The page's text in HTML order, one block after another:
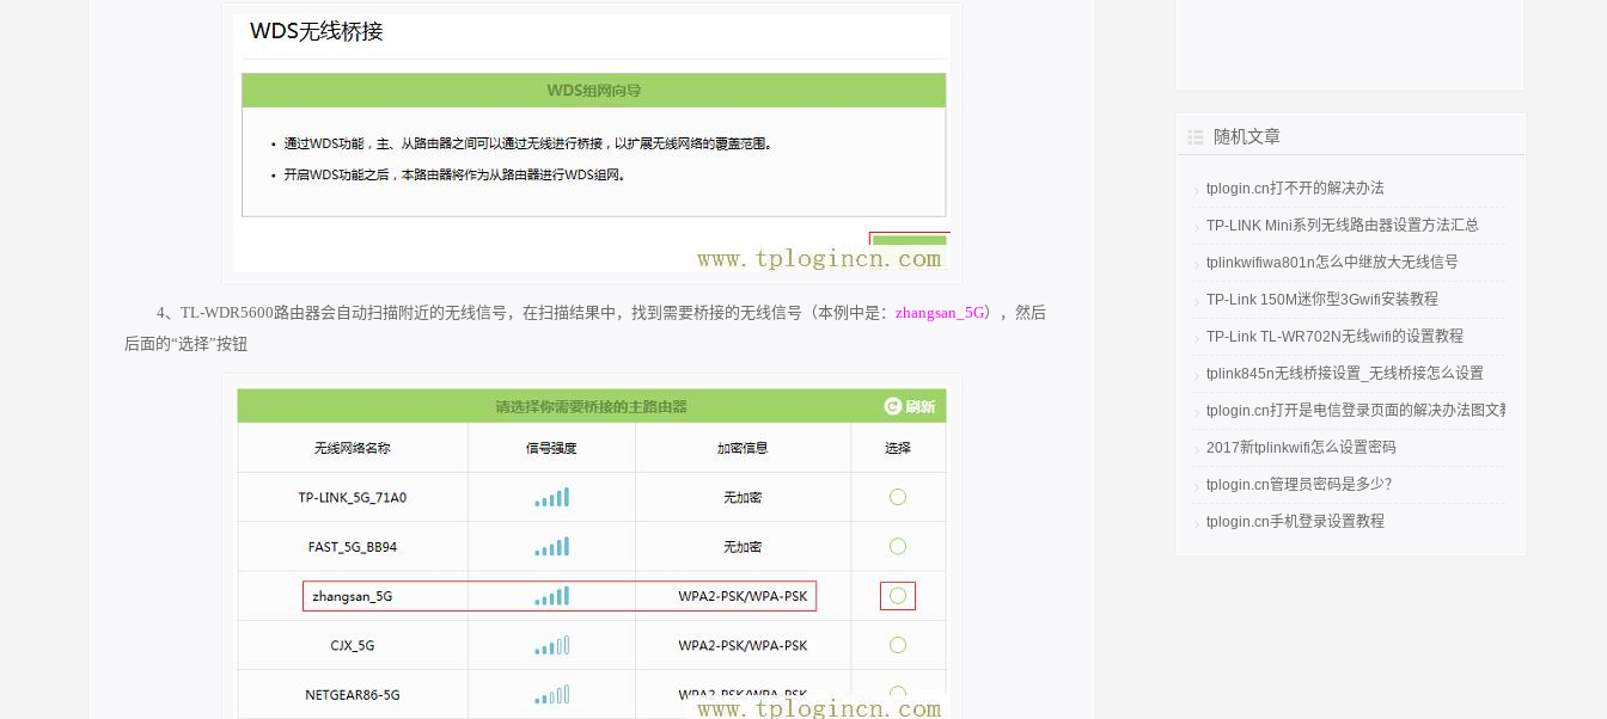
4、TL-WDR5600路由器会自动扫描附近的无线信号，在扫描结果中，找到需要桥接的无线信号（本例中是：zhangsan_5G），然后
后面的“选择”按钮
随机文章
tplogin.cn打不开的解决办法
TP-LINK Mini系列无线路由器设置方法汇总
tplinkwifiwa801n怎么中继放大无线信号
TP-Link 150M迷你型3Gwifi安装教程
TP-Link TL-WR702N无线wifi的设置教程
tplink845n无线桥接设置_无线桥接怎么设置
tplogin.cn打开是电信登录页面的解决办法图文教程
2017新tplinkwifi怎么设置密码
tplogin.cn管理员密码是多少？
tplogin.cn手机登录设置教程